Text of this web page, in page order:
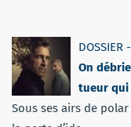
DOSSIER
On
tueur qui
Sous ses airs de